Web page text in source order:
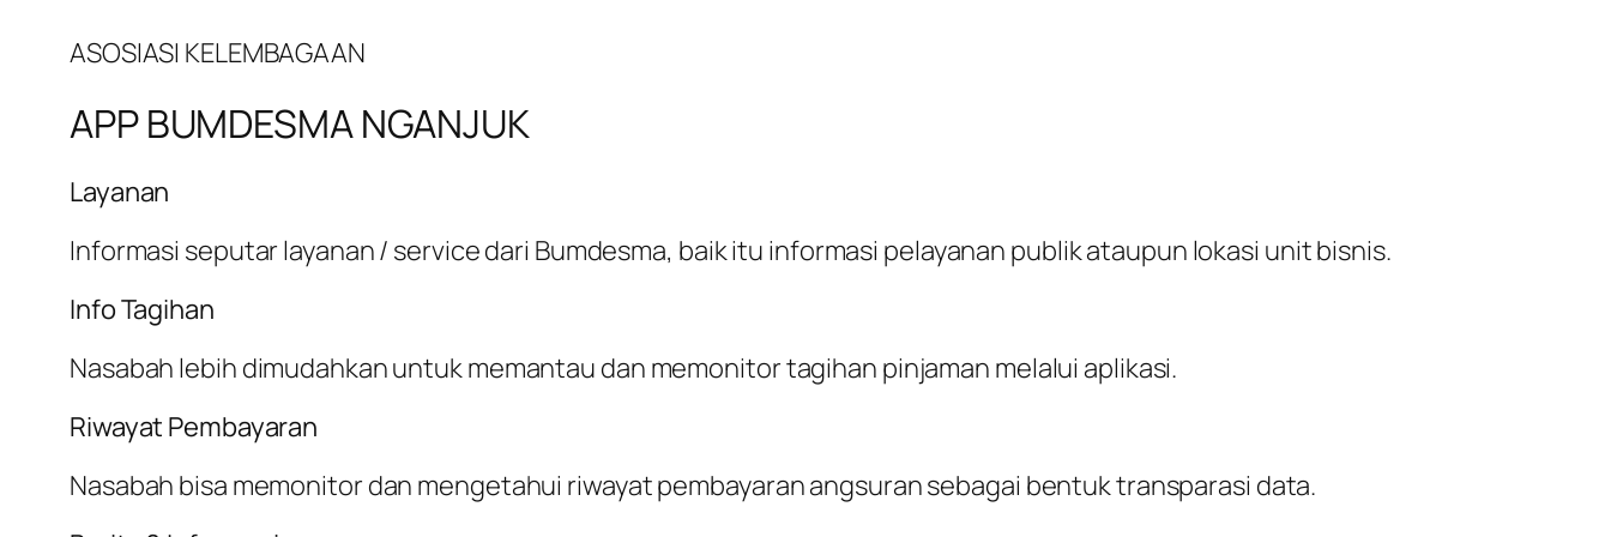
ASOSIASI KELEMBAGAAN
APP BUMDESMA NGANJUK
Layanan
Informasi seputar layanan / service dari Bumdesma, baik itu informasi pelayanan publik ataupun lokasi unit bisnis.
Info Tagihan
Nasabah lebih dimudahkan untuk memantau dan memonitor tagihan pinjaman melalui aplikasi.
Riwayat Pembayaran
Nasabah bisa memonitor dan mengetahui riwayat pembayaran angsuran sebagai bentuk transparasi data.